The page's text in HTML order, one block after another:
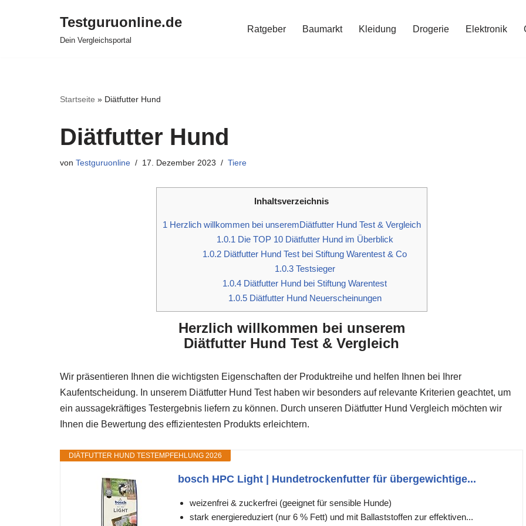
Testguruonline.de
Dein Vergleichsportal
Ratgeber Baumarkt Kleidung Drogerie Elektronik
Startseite » Diätfutter Hund
Diätfutter Hund
von Testguruonline 17. Dezember 2023 Tiere
Inhaltsverzeichnis
1 Herzlich willkommen bei unseremDiätfutter Hund Test & Vergleich
1.0.1 Die TOP 10 Diätfutter Hund im Überblick
1.0.2 Diätfutter Hund Test bei Stiftung Warentest & Co
1.0.3Testsieger
1.0.4 Diätfutter Hund bei Stiftung Warentest
1.0.5Diätfutter Hund Neuerscheinungen
Herzlich willkommen bei unserem
Diätfutter Hund Test & Vergleich
Wir präsentieren Ihnen die wichtigsten Eigenschaften der Produktreihe und helfen Ihnen bei Ihrer
Kaufentscheidung. In unserem Diätfutter Hund Test haben wir besonders auf relevante Kriterien geachtet, um
ein aussagekräftiges Testergebnis liefern zu können. Durch unseren Diätfutter Hund Vergleich möchten wir
Ihnen die Bewertung des effizientesten Produkts erleichtern.
DIÄTFUTTER HUND TESTEMPFEHLUNG 2026
bosch HPC Light | Hundetrockenfutter für übergewichtige...
weizenfrei & zuckerfrei (geeignet für sensible Hunde)
stark energiereduziert (nur 6 % Fett) und mit Ballaststoffen zur effektiven...